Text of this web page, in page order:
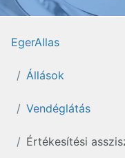
EgerAllas
Állások
Vendéglátás
Értékesítési